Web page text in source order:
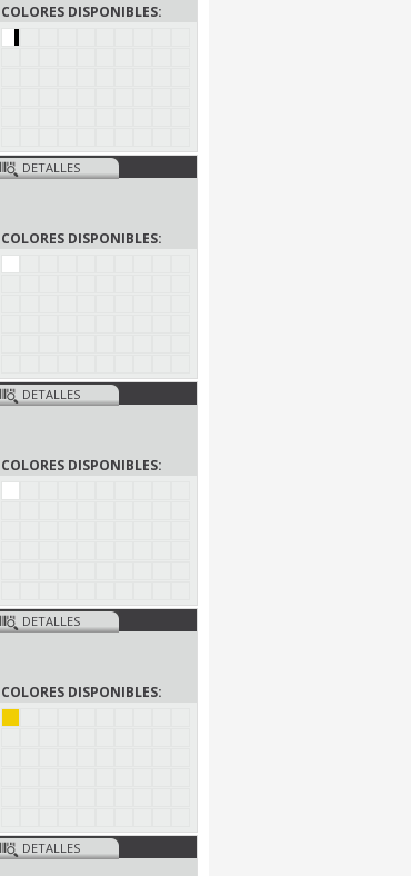
COLORES DISPONIBLES:
DETALLES
COLORES DISPONIBLES:
DETALLES
COLORES DISPONIBLES:
DETALLES
COLORES DISPONIBLES:
DETALLES